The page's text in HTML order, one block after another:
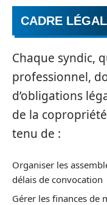
CADRE
Chaque syndic,
professionnel,
d’obligations
de la
tenu de :
Organiser les
délais de convocation
Gérer les finances de